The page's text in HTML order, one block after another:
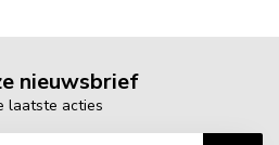
nieuwsbrief
laatste acties